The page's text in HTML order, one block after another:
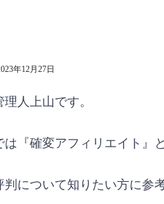
年12月27日
人上山です。
は『確変アフィリエイト』
判について知りたい方に参